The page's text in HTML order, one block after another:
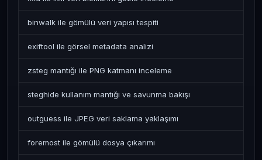
binwalk ile gömülü veri yapısı tespiti
exiftool ile görsel metadata analizi
zsteg mantığı ile PNG katmanı inceleme
steghide kullanım mantığı ve savunma bakışı
outguess ile JPEG veri saklama yaklaşımı
foremost ile gömülü dosya çıkarımı